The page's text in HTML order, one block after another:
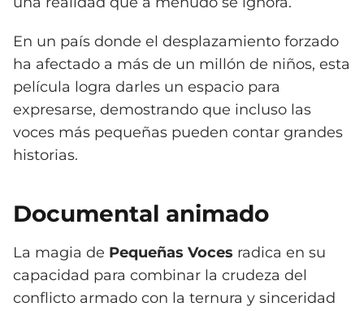
En un país donde el desplazamiento forzado
ha afectado a más de un millón de niños, esta
película logra darles un espacio para
expresarse, demostrando que incluso las
voces más pequeñas pueden contar grandes
historias.
Documental animado
La magia de Pequeñas Voces radica en su
capacidad para combinar la crudeza del
conflicto armado con la ternura y sinceridad